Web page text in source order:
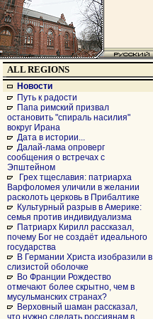
ALL REGIONS
Новости
Путь к радости
Папа римский призвал
остановить "спираль насилия"
вокруг Ирана
Дата в истории...
Далай-лама опроверг
сообщения о встречах с
Эпштейном
Грех тщеславия: патриарха
Варфоломея уличили в желании
расколоть церковь в Прибалтике
Культурный разрыв в Америке:
семья против индивидуализма
Патриарх Кирилл рассказал,
почему Бог не создаёт идеального
государства
В Германии Христа изобразили в
слизистой оболочке
Во Франции Рождество
отмечают более скрытно, чем в
мусульманских странах?
Верховный шаман рассказал,
что нужно сделать россиянам в